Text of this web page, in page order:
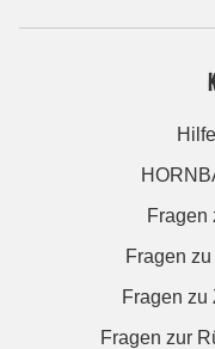
Fragen
Fragen
Fragen zu
Fragen zur